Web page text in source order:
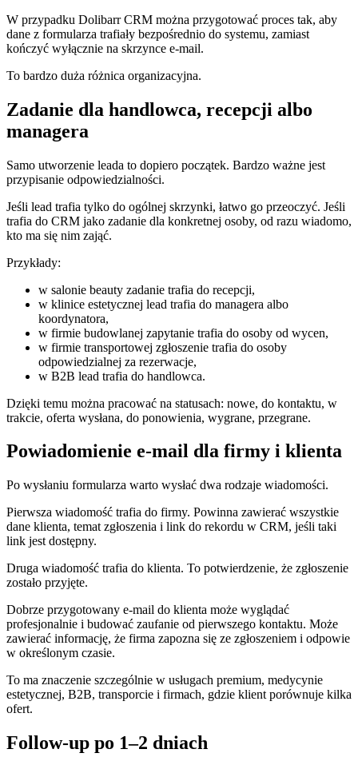
W przypadku Dolibarr CRM można przygotować proces tak, aby
dane z formularza trafiały bezpośrednio do systemu, zamiast
kończyć wyłącznie na skrzynce e-mail.
To bardzo duża różnica organizacyjna.
Zadanie dla handlowca, recepcji albo
managera
Samo utworzenie leada to dopiero początek. Bardzo ważne jest
przypisanie odpowiedzialności.
Jeśli lead trafia tylko do ogólnej skrzynki, łatwo go przeoczyć. Jeśli
trafia do CRM jako zadanie dla konkretnej osoby, od razu wiadomo,
kto ma się nim zająć.
Przykłady:
w salonie beauty zadanie trafia do recepcji,
w klinice estetycznej lead trafia do managera albo
koordynatora,
w firmie budowlanej zapytanie trafia do osoby od wycen,
w firmie transportowej zgłoszenie trafia do osoby
odpowiedzialnej za rezerwacje,
w B2B lead trafia do handlowca.
Dzięki temu można pracować na statusach: nowe, do kontaktu, w
trakcie, oferta wysłana, do ponowienia, wygrane, przegrane.
Powiadomienie e-mail dla firmy i klienta
Po wysłaniu formularza warto wysłać dwa rodzaje wiadomości.
Pierwsza wiadomość trafia do firmy. Powinna zawierać wszystkie
dane klienta, temat zgłoszenia i link do rekordu w CRM, jeśli taki
link jest dostępny.
Druga wiadomość trafia do klienta. To potwierdzenie, że zgłoszenie
zostało przyjęte.
Dobrze przygotowany e-mail do klienta może wyglądać
profesjonalnie i budować zaufanie od pierwszego kontaktu. Może
zawierać informację, że firma zapozna się ze zgłoszeniem i odpowie
w określonym czasie.
To ma znaczenie szczególnie w usługach premium, medycynie
estetycznej, B2B, transporcie i firmach, gdzie klient porównuje kilka
ofert.
Follow-up po 1–2 dniach